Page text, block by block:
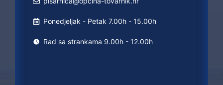
Ponedjeljak - Petak 7.00h - 15.00h
Rad sa strankama 9.00h - 12.00h